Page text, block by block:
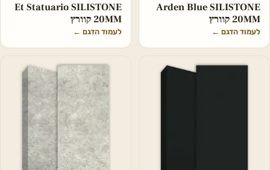
Arden Blue SILISTONE
20MM קוורץ
לעמוד הדגם ←
Et Statuario SILISTONE
20MM קוורץ
לעמוד הדגם ←